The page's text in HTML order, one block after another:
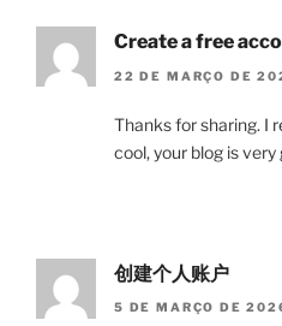
Create a free
22 DE MARÇO DE
Thanks for sharing. I
cool, your blog is very
创建个人账户
5 DE MARÇO DE